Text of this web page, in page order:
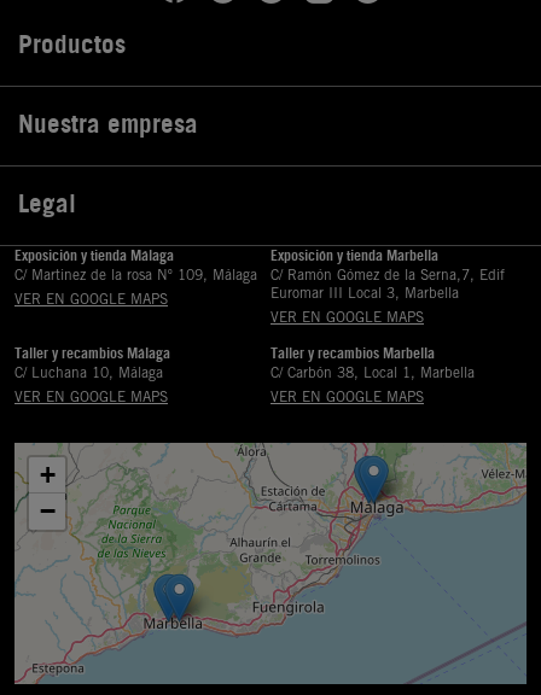
Productos
Nuestra empresa
Legal
Exposición y tienda Málaga
C/ Martinez de la rosa Nº 109, Málaga
VER EN GOOGLE MAPS
Exposición y tienda Marbella
C/ Ramón Gómez de la Serna,7, Edif
Euromar III Local 3, Marbella
VER EN GOOGLE MAPS
Taller y recambios Málaga
C/ Luchana 10, Málaga
VER EN GOOGLE MAPS
Taller y recambios Marbella
C/ Carbón 38, Local 1, Marbella
VER EN GOOGLE MAPS
+
−